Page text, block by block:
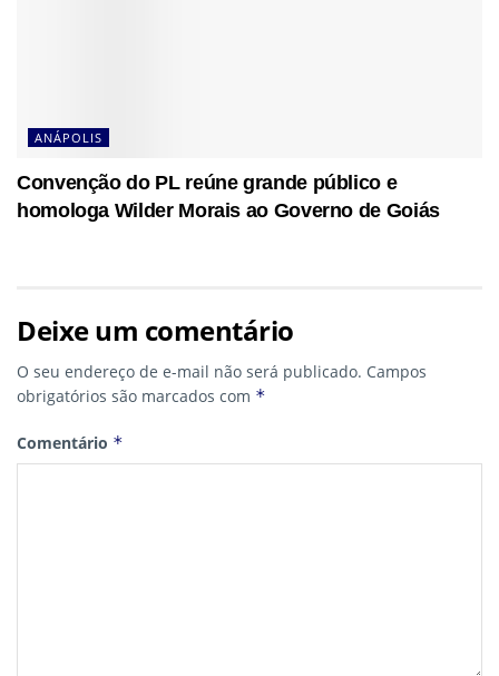
ANÁPOLIS
Convenção do PL reúne grande público e
homologa Wilder Morais ao Governo de Goiás
Deixe um comentário
O seu endereço de e-mail não será publicado. Campos
obrigatórios são marcados com *
Comentário *